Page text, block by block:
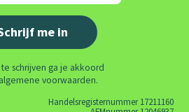
schrijven ga je akkoord
voorwaarden.
Handelsregisternummer 17211160